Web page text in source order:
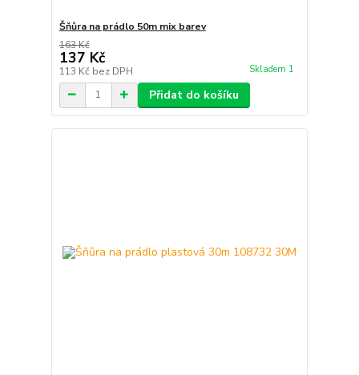
Šňůra na prádlo 50m mix barev
163 Kč
137 Kč
113 Kč bez DPH Skladem 1
Přidat do košíku